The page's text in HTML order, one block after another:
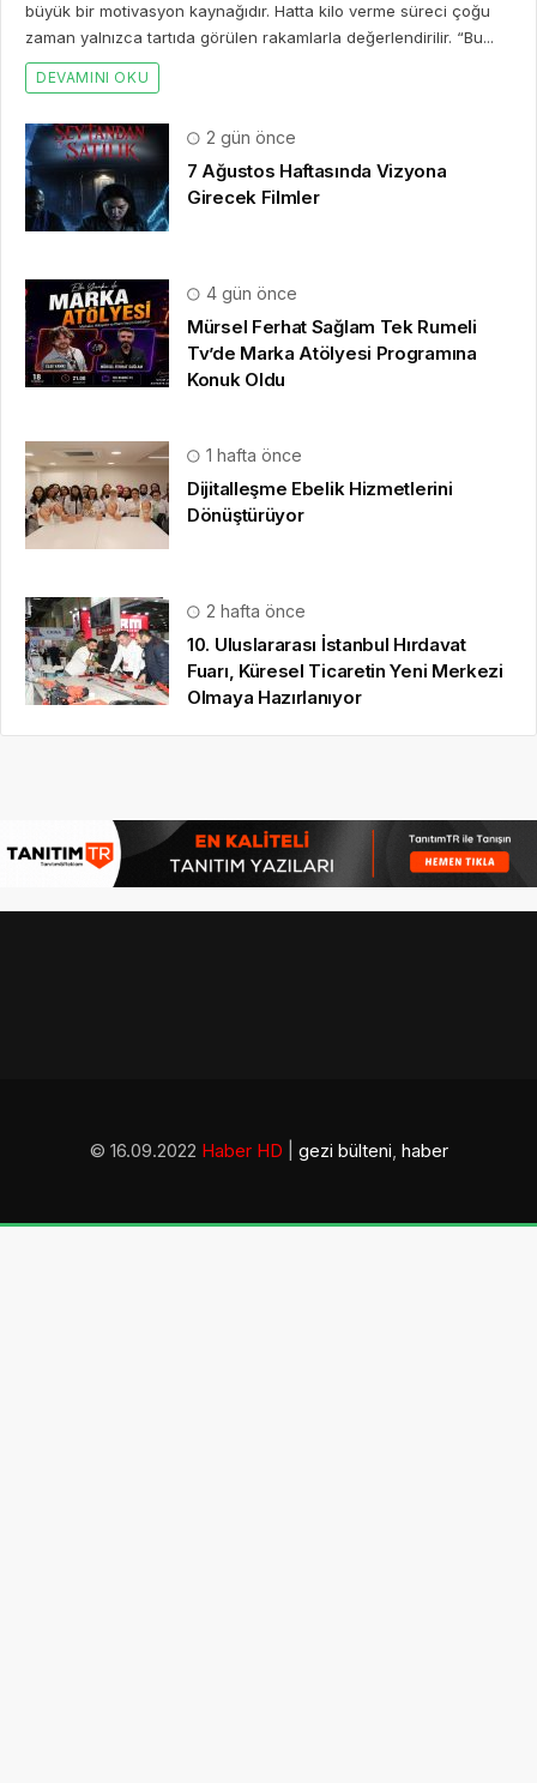
büyük bir motivasyon kaynağıdır. Hatta kilo verme süreci çoğu
zaman yalnızca tartıda görülen rakamlarla değerlendirilir. “Bu...
DEVAMINI OKU
2 gün önce
7 Ağustos Haftasında Vizyona
Girecek Filmler
4 gün önce
Mürsel Ferhat Sağlam Tek Rumeli
Tv’de Marka Atölyesi Programına
Konuk Oldu
1 hafta önce
Dijitalleşme Ebelik Hizmetlerini
Dönüştürüyor
2 hafta önce
10. Uluslararası İstanbul Hırdavat
Fuarı, Küresel Ticaretin Yeni Merkezi
Olmaya Hazırlanıyor
© 16.09.2022 Haber HD gezi bülteni haber